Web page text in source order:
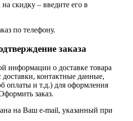
скидку – введите его в
по телефону.
заказа
информации о доставке товара
контактные данные,
оплаты и т.д.) для оформления
заказ.
на Ваш e-mail, указанный при